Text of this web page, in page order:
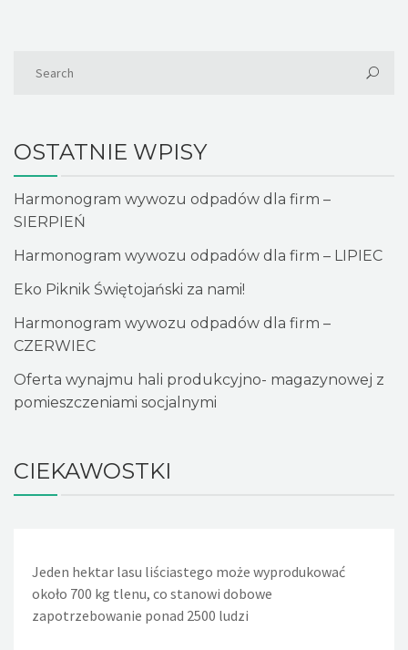
OSTATNIE WPISY
Harmonogram wywozu odpadów dla firm –
SIERPIEŃ
Harmonogram wywozu odpadów dla firm – LIPIEC
Eko Piknik Świętojański za nami!
Harmonogram wywozu odpadów dla firm –
CZERWIEC
Oferta wynajmu hali produkcyjno- magazynowej z
pomieszczeniami socjalnymi
CIEKAWOSTKI
Jeden hektar lasu liściastego może wyprodukować
około 700 kg tlenu, co stanowi dobowe
zapotrzebowanie ponad 2500 ludzi
Jeden nieszczelny, lekko kapiący kran powoduje, że w
ciągu doby wycieka około 36 litrów wody. Nieszczelna
spłuczka w WC powoduje wyciek w ciągu dnia około 720